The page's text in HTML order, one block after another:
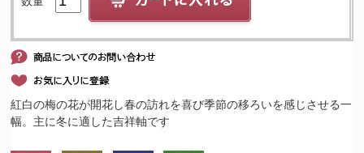
紅白の梅の花が開花し春の訪れを喜び季節の移ろいを感じさせる一
幅。主に冬に適した吉祥軸です